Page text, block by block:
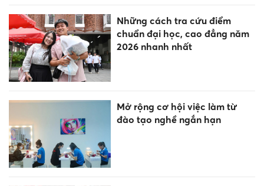
Những cách tra cứu điểm
chuẩn đại học, cao đẳng năm
2026 nhanh nhất
Mở rộng cơ hội việc làm từ
đào tạo nghề ngắn hạn